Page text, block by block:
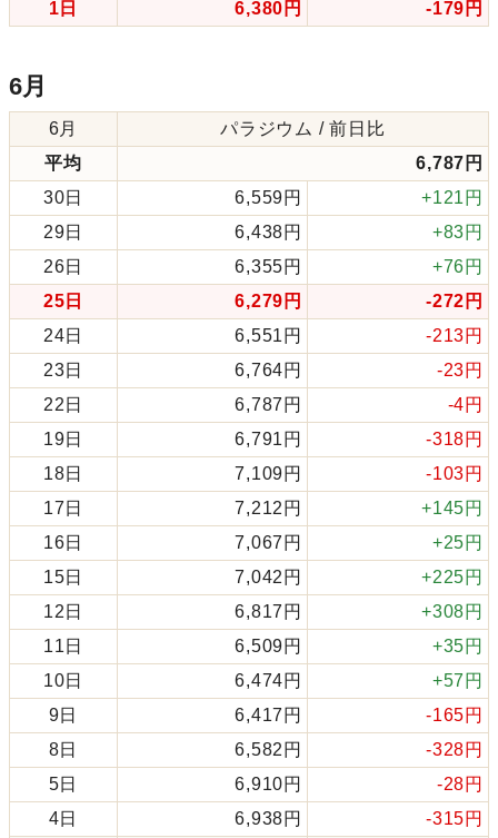
1日
6,380円 -179円
6月
6月
パラジウム / 前日比
平均
6,787円
30日
6,559円
+121円
29日
6,438円
+83円
26日
6,355円
+76円
25日
6,279円
-272円
24日
6,551円
-213円
23日
6,764円
-23円
22日
6,787円
-4円
19日
6,791円
-318円
18日
7,109円
-103円
17日
7,212円
+145円
16日
7,067円
+25円
15日
7,042円
+225円
12日
6,817円
+308円
11日
6,509円
+35円
10日
6,474円
+57円
9日
6,417円
-165円
8日
6,582円
-328円
5日
6,910円
-28円
4日
6,938円
-315円